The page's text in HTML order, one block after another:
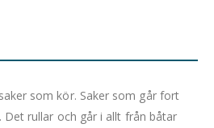
som kör. Saker som går fort
Det rullar och går i allt från båtar